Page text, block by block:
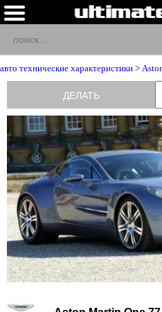
авто технические характеристики >
ДЕЛАТЬ